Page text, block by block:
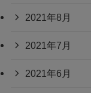
2021年8月
2021年7月
2021年6月